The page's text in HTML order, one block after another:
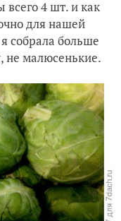
всего 4 шт. и как
для нашей
собрала больше
не малюсенькие.